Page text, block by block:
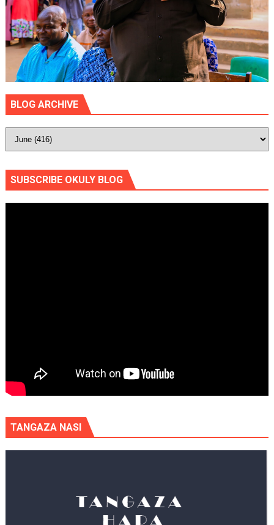
BLOG ARCHIVE
SUBSCRIBE OKULY BLOG
TANGAZA NASI